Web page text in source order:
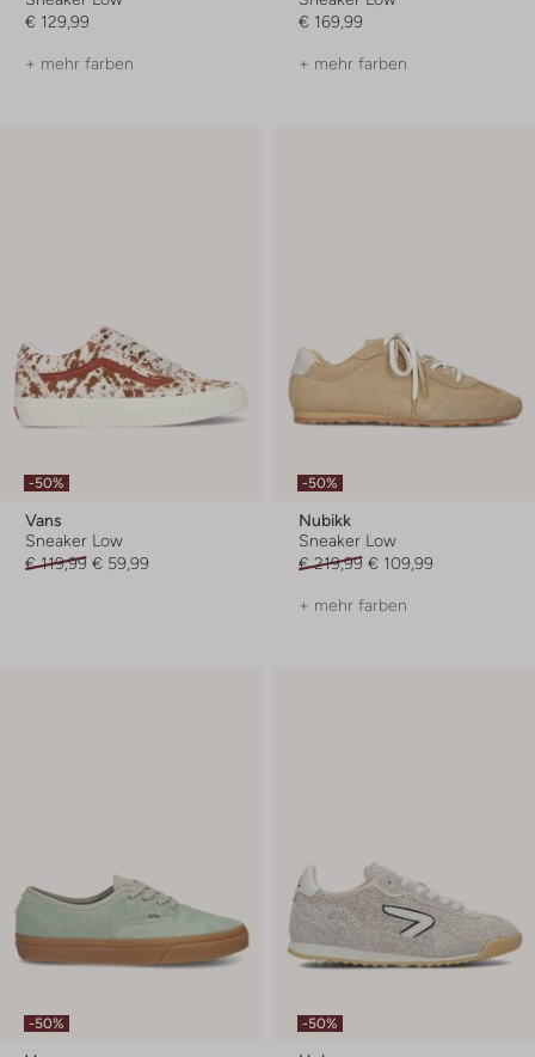
€ 129,99
+ mehr farben
€ 169,99
+ mehr farben
-50%
Vans
Sneaker Low
€ 119,99 € 59,99
-50%
Nubikk
Sneaker Low
€ 219,99 € 109,99
+ mehr farben
-50% -50%